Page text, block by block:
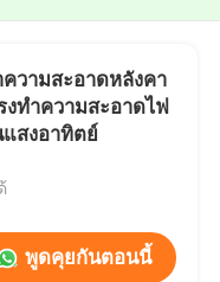
ความสะอาดหลังคา
ทําความสะอาดไฟ
สงอาทิตย์
พูดคุยกันตอนนี้